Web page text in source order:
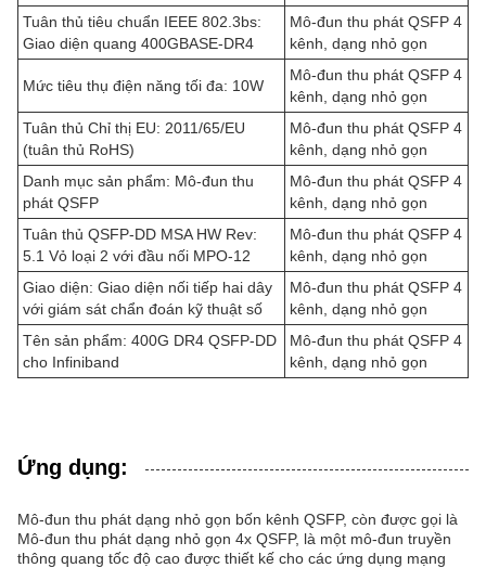
Tuân thủ tiêu chuẩn IEEE 802.3bs:
Giao diện quang 400GBASE-DR4
Mô-đun thu phát QSFP 4
kênh, dạng nhỏ gọn
Mức tiêu thụ điện năng tối đa: 10W
Mô-đun thu phát QSFP 4
kênh, dạng nhỏ gọn
Tuân thủ Chỉ thị EU: 2011/65/EU
(tuân thủ RoHS)
Mô-đun thu phát QSFP 4
kênh, dạng nhỏ gọn
Danh mục sản phẩm: Mô-đun thu
phát QSFP
Mô-đun thu phát QSFP 4
kênh, dạng nhỏ gọn
Tuân thủ QSFP-DD MSA HW Rev:
5.1 Vỏ loại 2 với đầu nối MPO-12
Mô-đun thu phát QSFP 4
kênh, dạng nhỏ gọn
Giao diện: Giao diện nối tiếp hai dây
với giám sát chẩn đoán kỹ thuật số
Mô-đun thu phát QSFP 4
kênh, dạng nhỏ gọn
Tên sản phẩm: 400G DR4 QSFP-DD
cho Infiniband
Mô-đun thu phát QSFP 4
kênh, dạng nhỏ gọn
Ứng dụng:
Mô-đun thu phát dạng nhỏ gọn bốn kênh QSFP, còn được gọi là
Mô-đun thu phát dạng nhỏ gọn 4x QSFP, là một mô-đun truyền
thông quang tốc độ cao được thiết kế cho các ứng dụng mạng